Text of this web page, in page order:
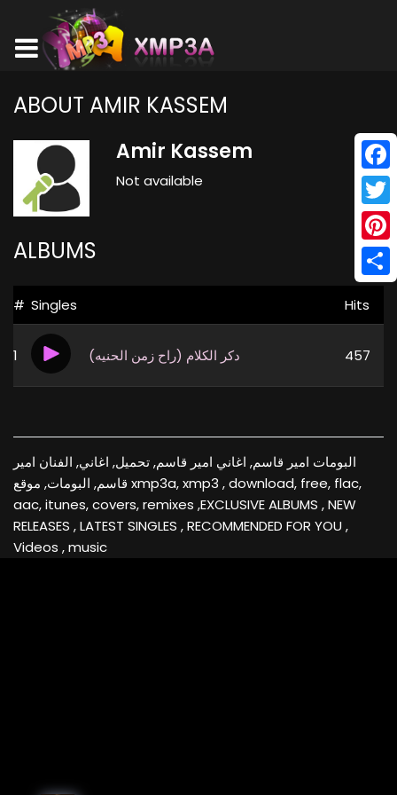
ABOUT AMIR KASSEM
Amir Kassem
Not available
ALBUMS
# Singles Hits
1 دكر الكلام (راح زمن الحنيه) 457
البومات امير قاسم, اغاني امير قاسم, تحميل, اغاني, الفنان امير
قاسم, البومات, موقع xmp3a, xmp3 , download, free, flac,
aac, itunes, covers, remixes ,EXCLUSIVE ALBUMS , NEW
RELEASES , LATEST SINGLES , RECOMMENDED FOR YOU ,
Videos , music